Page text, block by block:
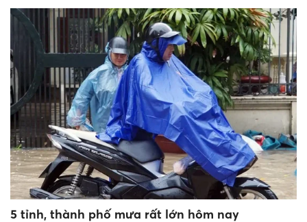
5 tỉnh, thành phố mưa rất lớn hôm nay